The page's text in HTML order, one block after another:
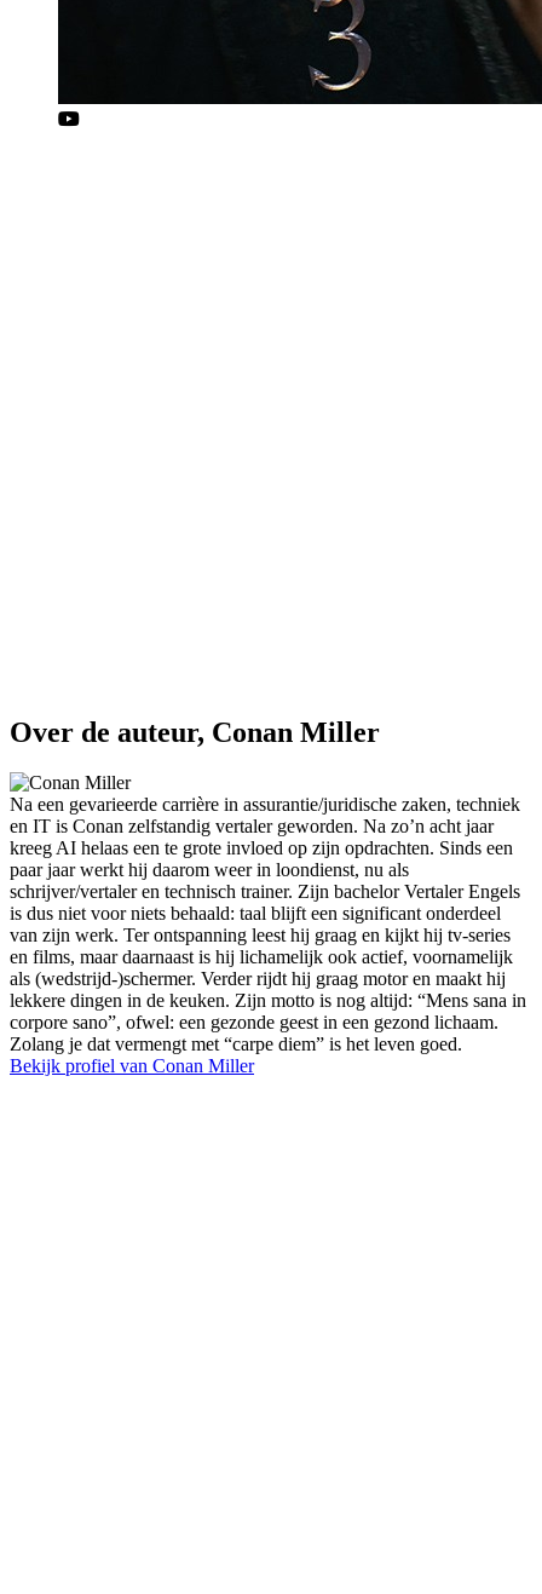
Over de auteur, Conan Miller
Na een gevarieerde carrière in assurantie/juridische zaken, techniek
en IT is Conan zelfstandig vertaler geworden. Na zo’n acht jaar
kreeg AI helaas een te grote invloed op zijn opdrachten. Sinds een
paar jaar werkt hij daarom weer in loondienst, nu als
schrijver/vertaler en technisch trainer. Zijn bachelor Vertaler Engels
is dus niet voor niets behaald: taal blijft een significant onderdeel
van zijn werk. Ter ontspanning leest hij graag en kijkt hij tv-series
en films, maar daarnaast is hij lichamelijk ook actief, voornamelijk
als (wedstrijd-)schermer. Verder rijdt hij graag motor en maakt hij
lekkere dingen in de keuken. Zijn motto is nog altijd: “Mens sana in
corpore sano”, ofwel: een gezonde geest in een gezond lichaam.
Zolang je dat vermengt met “carpe diem” is het leven goed.
Bekijk profiel van Conan Miller